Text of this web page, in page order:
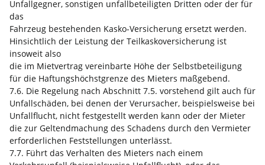
Unfallgegner, sonstigen unfallbeteiligten Dritten oder der für
das
Fahrzeug bestehenden Kasko-Versicherung ersetzt werden.
Hinsichtlich der Leistung der Teilkaskoversicherung ist
insoweit also
die im Mietvertrag vereinbarte Höhe der Selbstbeteiligung
für die Haftungshöchstgrenze des Mieters maßgebend.
7.6. Die Regelung nach Abschnitt 7.5. vorstehend gilt auch für
Unfallschäden, bei denen der Verursacher, beispielsweise bei
Unfallflucht, nicht festgestellt werden kann oder der Mieter
die zur Geltendmachung des Schadens durch den Vermieter
erforderlichen Feststellungen unterlässt.
7.7. Führt das Verhalten des Mieters nach einem